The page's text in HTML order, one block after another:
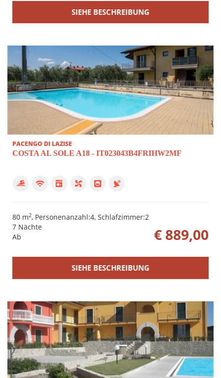
SIEHE BESCHREIBUNG
PACENGO DI LAZISE
COSTA AL SOLE A18 - IT023043B4FRIHW2MF
80 m2, Personenanzahl:4, Schlafzimmer:2
€ 889,00
7 Nächte
Ab
SIEHE BESCHREIBUNG